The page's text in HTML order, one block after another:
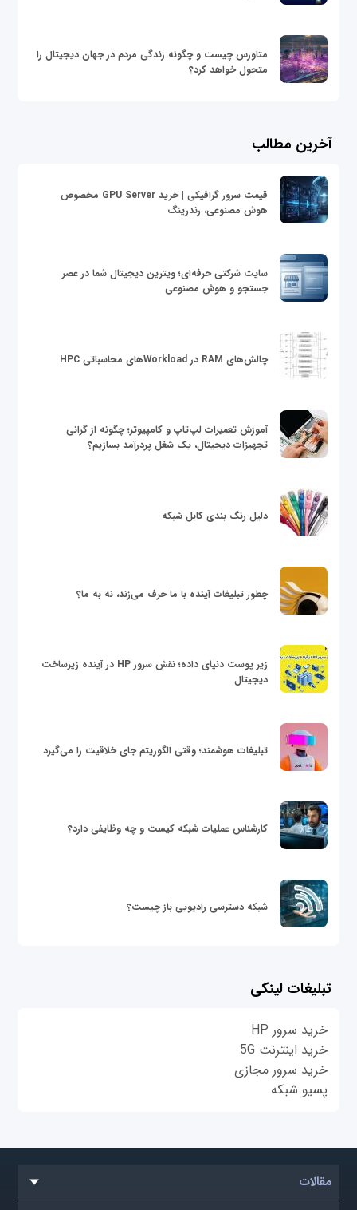
متاورس چیست و چگونه زندگی مردم در جهان دیجیتال را
متحول خواهد کرد؟
آخرین مطالب
قیمت سرور گرافیکی | خرید GPU Server مخصوص
هوش مصنوعی، رندرینگ
سایت شرکتی حرفه‌ای؛ ویترین دیجیتال شما در عصر
جستجو و هوش مصنوعی
چالش‌های RAM در Workloadهای محاسباتی HPC
آموزش تعمیرات لپ‌تاپ و کامپیوتر؛ چگونه از گرانی
تجهیزات دیجیتال، یک شغل پردرآمد بسازیم؟
دلیل رنگ بندی کابل شبکه
چطور تبلیغات آینده با ما حرف می‌زند، نه به ما؟
زیر پوست دنیای داده؛ نقش سرور HP در آینده زیرساخت
دیجیتال
تبلیغات هوشمند؛ وقتی الگوریتم جای خلاقیت را می‌گیرد
کارشناس عملیات شبکه کیست و چه وظایفی دارد؟
شبکه دسترسی رادیویی باز چیست؟
تبلیغات لینکی
خرید سرور HP
خرید اینترنت 5G
خرید سرور مجازی
پسیو شبکه
مقالات